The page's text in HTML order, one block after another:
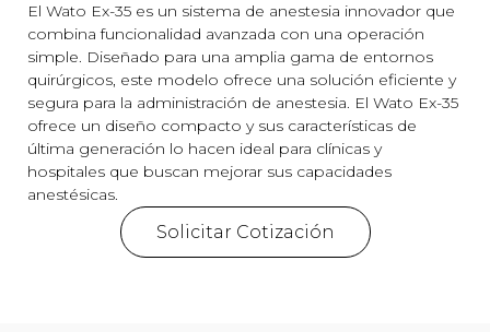
El Wato Ex-35 es un sistema de anestesia innovador que
combina funcionalidad avanzada con una operación
simple. Diseñado para una amplia gama de entornos
quirúrgicos, este modelo ofrece una solución eficiente y
segura para la administración de anestesia. El Wato Ex-35
ofrece un diseño compacto y sus características de
última generación lo hacen ideal para clínicas y
hospitales que buscan mejorar sus capacidades
anestésicas.
Solicitar Cotización